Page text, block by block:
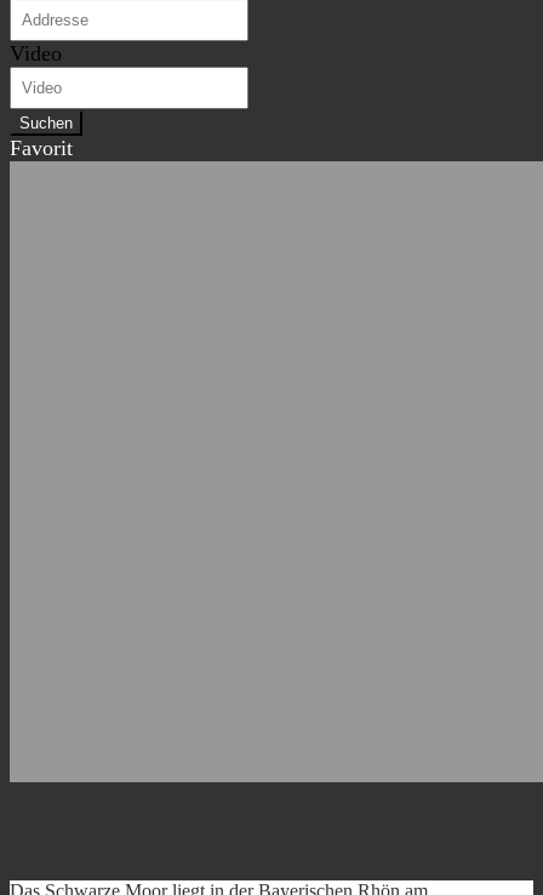
Video
Suchen
Favorit
Das Schwarze Moor liegt in der Bayerischen Rhön am